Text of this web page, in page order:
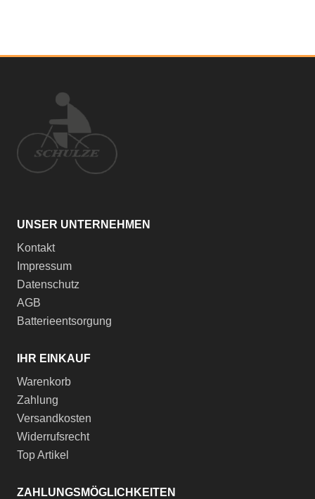
UNSER UNTERNEHMEN
Kontakt
Impressum
Datenschutz
AGB
Batterieentsorgung
IHR EINKAUF
Warenkorb
Zahlung
Versandkosten
Widerrufsrecht
Top Artikel
ZAHLUNGSMÖGLICHKEITEN